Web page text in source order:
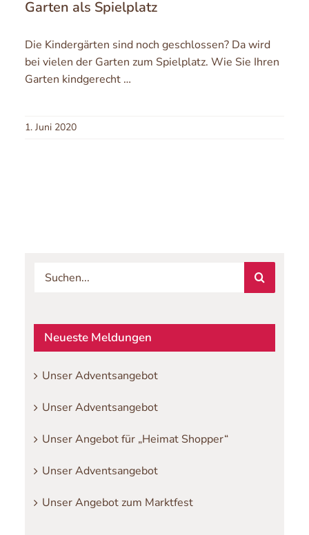
Garten als Spielplatz
Die Kindergärten sind noch geschlossen? Da wird
bei vielen der Garten zum Spielplatz. Wie Sie Ihren
Garten kindgerecht …
1. Juni 2020
Suche
Neueste Meldungen
Unser Adventsangebot
Unser Adventsangebot
Unser Angebot für „Heimat Shopper“
Unser Adventsangebot
Unser Angebot zum Marktfest